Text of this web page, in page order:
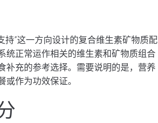
持”这一方向设计的复合维生素矿物质配
统正常运作相关的维生素和矿物质组合
补充的参考选择。需要说明的是，营养
作为功效保证。